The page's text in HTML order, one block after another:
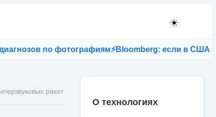
☀️
по фотографиям⚡Bloomberg: если в США
ракет
О технологиях